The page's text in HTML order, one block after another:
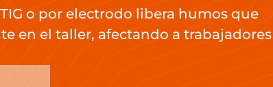
o por electrodo libera humos que
en el taller, afectando a trabajadores